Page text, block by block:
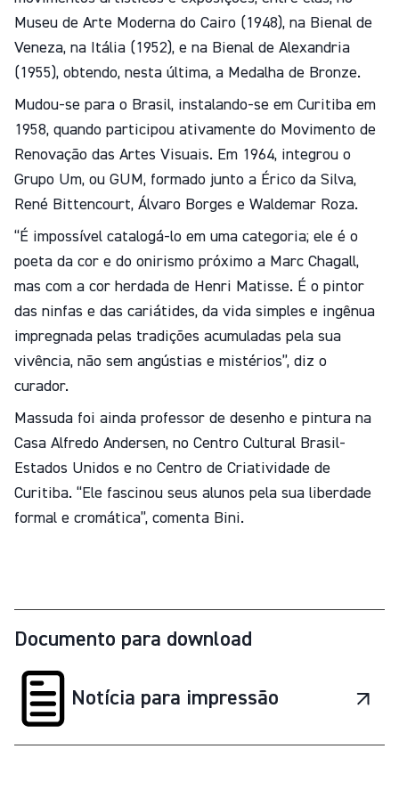
Museu de Arte Moderna do Cairo (1948), na Bienal de
Veneza, na Itália (1952), e na Bienal de Alexandria
(1955), obtendo, nesta última, a Medalha de Bronze.
Mudou-se para o Brasil, instalando-se em Curitiba em
1958, quando participou ativamente do Movimento de
Renovação das Artes Visuais. Em 1964, integrou o
Grupo Um, ou GUM, formado junto a Érico da Silva,
René Bittencourt, Álvaro Borges e Waldemar Roza.
“É impossível catalogá-lo em uma categoria; ele é o
poeta da cor e do onirismo próximo a Marc Chagall,
mas com a cor herdada de Henri Matisse. É o pintor
das ninfas e das cariátides, da vida simples e ingênua
impregnada pelas tradições acumuladas pela sua
vivência, não sem angústias e mistérios”, diz o
curador.
Massuda foi ainda professor de desenho e pintura na
Casa Alfredo Andersen, no Centro Cultural Brasil-
Estados Unidos e no Centro de Criatividade de
Curitiba. “Ele fascinou seus alunos pela sua liberdade
formal e cromática”, comenta Bini.
Documento para download
Notícia para impressão